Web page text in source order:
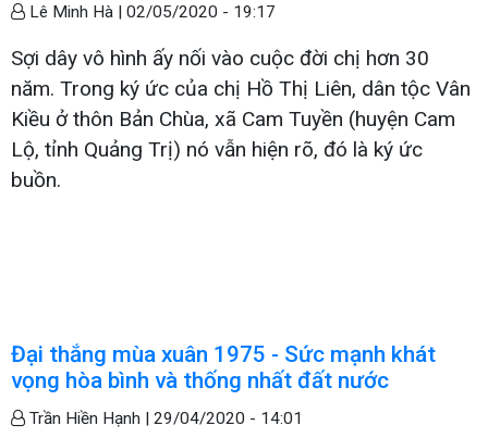
Lê Minh Hà | 02/05/2020 - 19:17
Sợi dây vô hình ấy nối vào cuộc đời chị hơn 30
năm. Trong ký ức của chị Hồ Thị Liên, dân tộc Vân
Kiều ở thôn Bản Chùa, xã Cam Tuyền (huyện Cam
Lộ, tỉnh Quảng Trị) nó vẫn hiện rõ, đó là ký ức
buồn.
Đại thắng mùa xuân 1975 - Sức mạnh khát
vọng hòa bình và thống nhất đất nước
Trần Hiền Hạnh | 29/04/2020 - 14:01